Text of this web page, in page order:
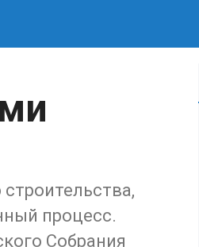
процесс.
Собрания